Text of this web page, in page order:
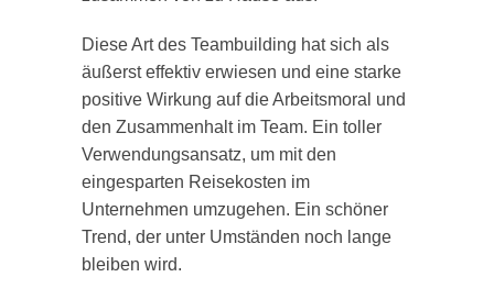
Diese Art des Teambuilding hat sich als
äußerst effektiv erwiesen und eine starke
positive Wirkung auf die Arbeitsmoral und
den Zusammenhalt im Team. Ein toller
Verwendungsansatz, um mit den
eingesparten Reisekosten im
Unternehmen umzugehen. Ein schöner
Trend, der unter Umständen noch lange
bleiben wird.